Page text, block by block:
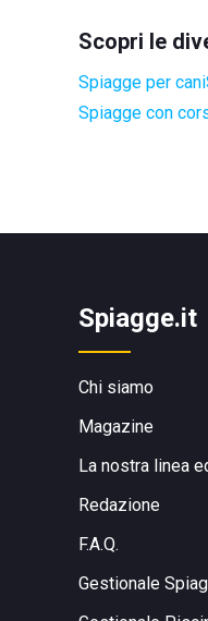
Scopri le
Spiagge per cani
Spiagge con
Spiagge.it
Chi siamo
Magazine
La nostra linea
Redazione
F.A.Q.
Gestionale